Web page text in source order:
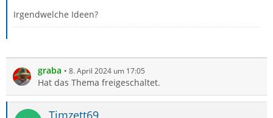
Irgendwelche Ideen?
graba 8. April 2024 um 17:05
Hat das Thema freigeschaltet.
Timzett69